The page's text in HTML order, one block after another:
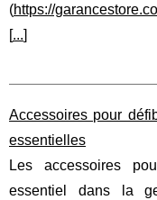
(https://
[...]
Accessoires pour
essentielles
Les accessoires
essentiel dans la